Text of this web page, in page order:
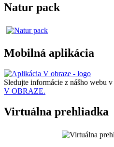
Natur pack
Mobilná aplikácia
Sledujte informácie z nášho webu v
V OBRAZE.
Virtuálna prehliadka